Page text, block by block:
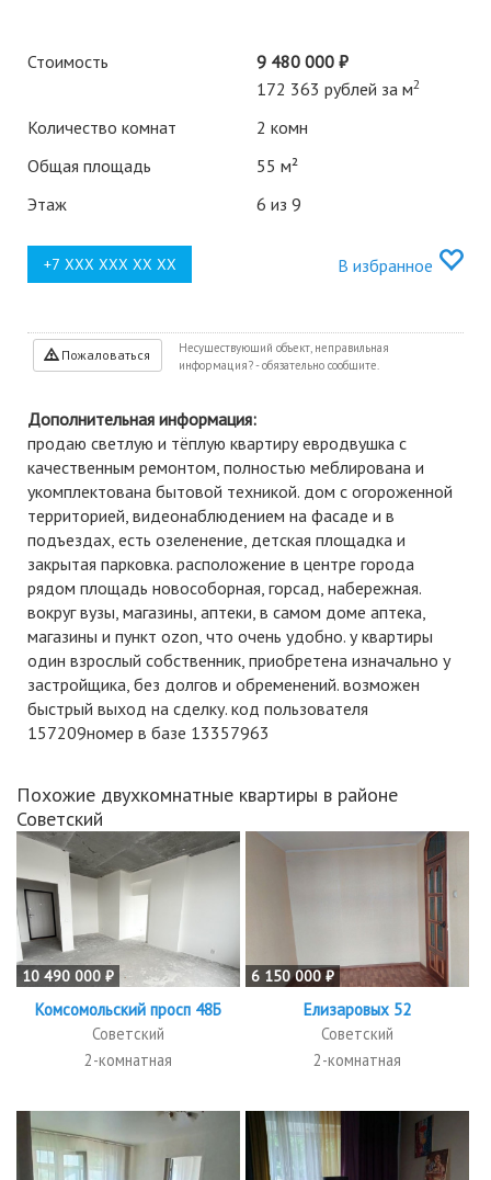
Стоимость
9 480 000 ₽
172 363 рублей за м2
Количество комнат
2 комн
Общая площадь
55 м²
Этаж
6 из 9
В избранное
Пожаловаться
Несуществующий объект, неправильная
информация? - обязательно сообщите.
Дополнительная информация:
продаю светлую и тёплую квартиру евродвушка с
качественным ремонтом, полностью меблирована и
укомплектована бытовой техникой. дом с огороженной
территорией, видеонаблюдением на фасаде и в
подъездах, есть озеленение, детская площадка и
закрытая парковка. расположение в центре города
рядом площадь новособорная, горсад, набережная.
вокруг вузы, магазины, аптеки, в самом доме аптека,
магазины и пункт ozon, что очень удобно. у квартиры
один взрослый собственник, приобретена изначально у
застройщика, без долгов и обременений. возможен
быстрый выход на сделку. код пользователя
157209номер в базе 13357963
Похожие двухкомнатные квартиры в районе
Советский
10 490 000 ₽
Комсомольский просп 48Б
Советский
2-комнатная
6 150 000 ₽
Елизаровых 52
Советский
2-комнатная